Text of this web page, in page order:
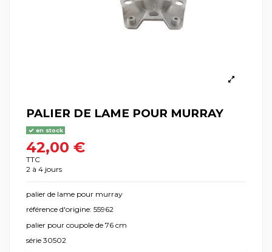
PALIER DE LAME POUR MURRAY
en stock
42,00 €
TTC
2 à 4 jours
palier de lame pour murray
référence d'origine: 55962
palier pour coupole de 76 cm
série 30502